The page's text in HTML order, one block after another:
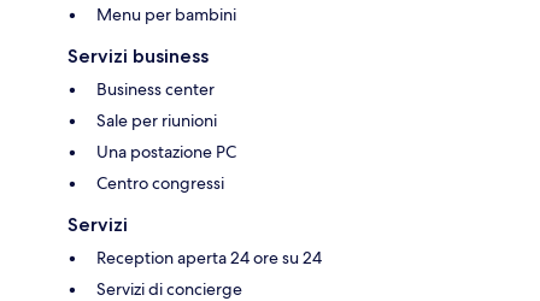
Menu per bambini
Servizi business
Business center
Sale per riunioni
Una postazione PC
Centro congressi
Servizi
Reception aperta 24 ore su 24
Servizi di concierge